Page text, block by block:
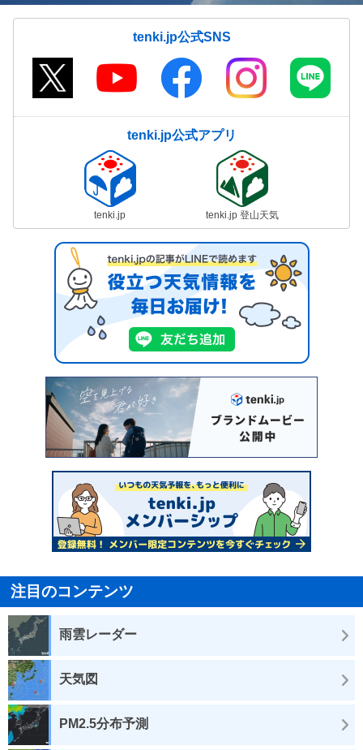
tenki.jp公式SNS
tenki.jp公式アプリ
tenki.jp tenki.jp 登山天気
注目のコンテンツ
雨雲レーダー
天気図
PM2.5分布予測